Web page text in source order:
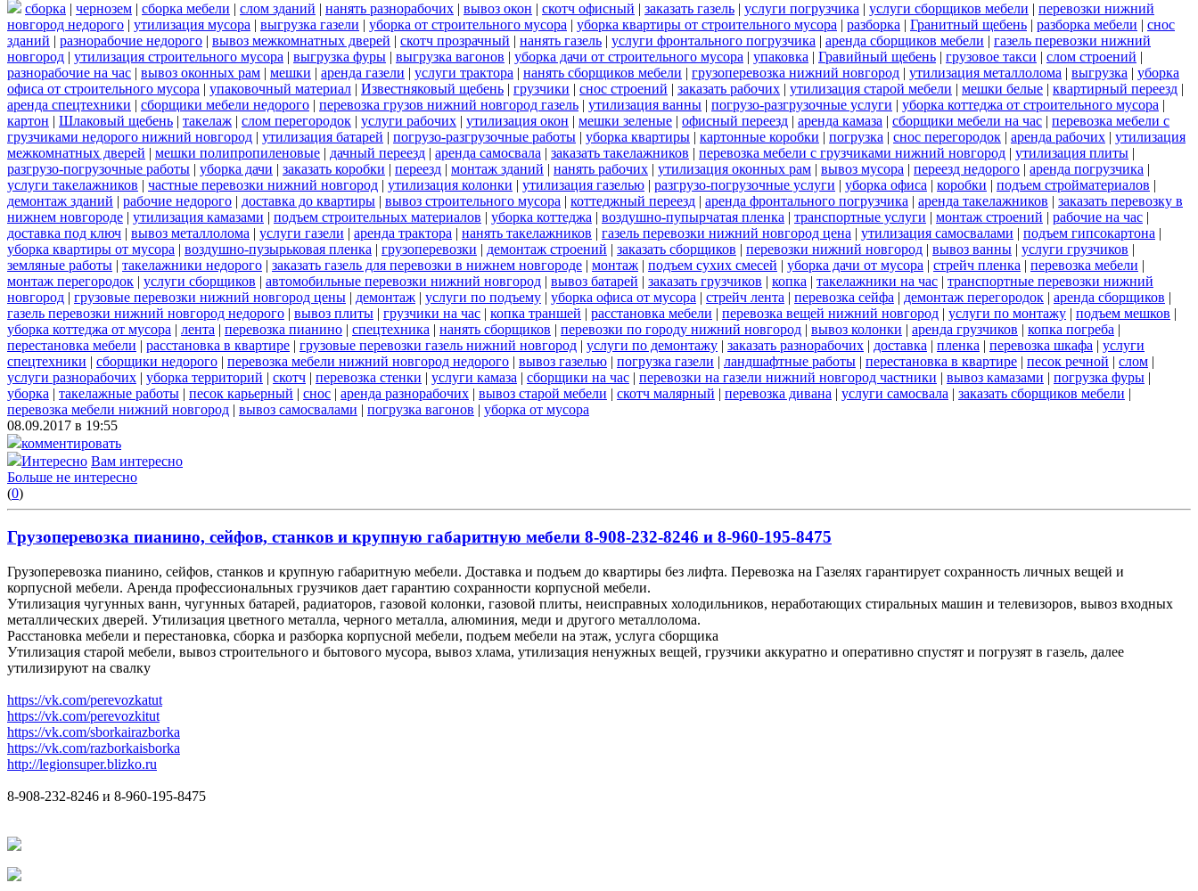
сборка | чернозем | сборка мебели | слом зданий | нанять разнорабочих | вывоз окон | скотч офисный | заказать газель | услуги погрузчика | услуги сборщиков мебели | перевозки нижний
новгород недорого | утилизация мусора | выгрузка газели | уборка от строительного мусора | уборка квартиры от строительного мусора | разборка | Гранитный щебень | разборка мебели | снос
зданий | разнорабочие недорого | вывоз межкомнатных дверей | скотч прозрачный | нанять газель | услуги фронтального погрузчика | аренда сборщиков мебели | газель перевозки нижний
новгород | утилизация строительного мусора | выгрузка фуры | выгрузка вагонов | уборка дачи от строительного мусора | упаковка | Гравийный щебень | грузовое такси | слом строений |
разнорабочие на час | вывоз оконных рам | мешки | аренда газели | услуги трактора | нанять сборщиков мебели | грузоперевозка нижний новгород | утилизация металлолома | выгрузка | уборка
офиса от строительного мусора | упаковочный материал | Известняковый щебень | грузчики | снос строений | заказать рабочих | утилизация старой мебели | мешки белые | квартирный переезд |
аренда спецтехники | сборщики мебели недорого | перевозка грузов нижний новгород газель | утилизация ванны | погрузо-разгрузочные услуги | уборка коттеджа от строительного мусора |
картон | Шлаковый щебень | такелаж | слом перегородок | услуги рабочих | утилизация окон | мешки зеленые | офисный переезд | аренда камаза | сборщики мебели на час | перевозка мебели с
грузчиками недорого нижний новгород | утилизация батарей | погрузо-разгрузочные работы | уборка квартиры | картонные коробки | погрузка | снос перегородок | аренда рабочих | утилизация
межкомнатных дверей | мешки полипропиленовые | дачный переезд | аренда самосвала | заказать такелажников | перевозка мебели с грузчиками нижний новгород | утилизация плиты |
разгрузо-погрузочные работы | уборка дачи | заказать коробки | переезд | монтаж зданий | нанять рабочих | утилизация оконных рам | вывоз мусора | переезд недорого | аренда погрузчика |
услуги такелажников | частные перевозки нижний новгород | утилизация колонки | утилизация газелью | разгрузо-погрузочные услуги | уборка офиса | коробки | подъем стройматериалов |
демонтаж зданий | рабочие недорого | доставка до квартиры | вывоз строительного мусора | коттеджный переезд | аренда фронтального погрузчика | аренда такелажников | заказать перевозку в
нижнем новгороде | утилизация камазами | подъем строительных материалов | уборка коттеджа | воздушно-пупырчатая пленка | транспортные услуги | монтаж строений | рабочие на час |
доставка под ключ | вывоз металлолома | услуги газели | аренда трактора | нанять такелажников | газель перевозки нижний новгород цена | утилизация самосвалами | подъем гипсокартона |
уборка квартиры от мусора | воздушно-пузырьковая пленка | грузоперевозки | демонтаж строений | заказать сборщиков | перевозки нижний новгород | вывоз ванны | услуги грузчиков |
земляные работы | такелажники недорого | заказать газель для перевозки в нижнем новгороде | монтаж | подъем сухих смесей | уборка дачи от мусора | стрейч пленка | перевозка мебели |
монтаж перегородок | услуги сборщиков | автомобильные перевозки нижний новгород | вывоз батарей | заказать грузчиков | копка | такелажники на час | транспортные перевозки нижний
новгород | грузовые перевозки нижний новгород цены | демонтаж | услуги по подъему | уборка офиса от мусора | стрейч лента | перевозка сейфа | демонтаж перегородок | аренда сборщиков |
газель перевозки нижний новгород недорого | вывоз плиты | грузчики на час | копка траншей | расстановка мебели | перевозка вещей нижний новгород | услуги по монтажу | подъем мешков |
уборка коттеджа от мусора | лента | перевозка пианино | спецтехника | нанять сборщиков | перевозки по городу нижний новгород | вывоз колонки | аренда грузчиков | копка погреба |
перестановка мебели | расстановка в квартире | грузовые перевозки газель нижний новгород | услуги по демонтажу | заказать разнорабочих | доставка | пленка | перевозка шкафа | услуги
спецтехники | сборщики недорого | перевозка мебели нижний новгород недорого | вывоз газелью | погрузка газели | ландшафтные работы | перестановка в квартире | песок речной | слом |
услуги разнорабочих | уборка территорий | скотч | перевозка стенки | услуги камаза | сборщики на час | перевозки на газели нижний новгород частники | вывоз камазами | погрузка фуры |
уборка | такелажные работы | песок карьерный | снос | аренда разнорабочих | вывоз старой мебели | скотч малярный | перевозка дивана | услуги самосвала | заказать сборщиков мебели |
перевозка мебели нижний новгород | вывоз самосвалами | погрузка вагонов | уборка от мусора
08.09.2017 в 19:55
комментировать
Интересно Вам интересно
Больше не интересно
(0)
Грузоперевозка пианино, сейфов, станков и крупную габаритную мебели 8-908-232-8246 и 8-960-195-8475
Грузоперевозка пианино, сейфов, станков и крупную габаритную мебели. Доставка и подъем до квартиры без лифта. Перевозка на Газелях гарантирует сохранность личных вещей и
корпусной мебели. Аренда профессиональных грузчиков дает гарантию сохранности корпусной мебели.
Утилизация чугунных ванн, чугунных батарей, радиаторов, газовой колонки, газовой плиты, неисправных холодильников, неработающих стиральных машин и телевизоров, вывоз входных
металлических дверей. Утилизация цветного металла, черного металла, алюминия, меди и другого металлолома.
Расстановка мебели и перестановка, сборка и разборка корпусной мебели, подъем мебели на этаж, услуга сборщика
Утилизация старой мебели, вывоз строительного и бытового мусора, вывоз хлама, утилизация ненужных вещей, грузчики аккуратно и оперативно спустят и погрузят в газель, далее
утилизируют на свалку
https://vk.com/perevozkatut
https://vk.com/perevozkitut
https://vk.com/sborkairazborka
https://vk.com/razborkaisborka
http://legionsuper.blizko.ru
8-908-232-8246 и 8-960-195-8475